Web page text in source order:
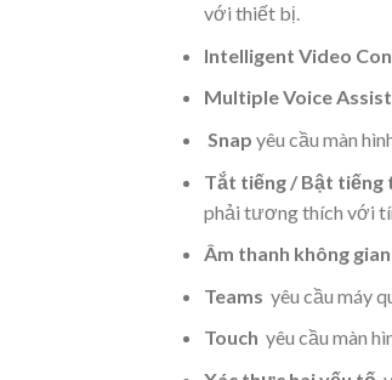
với thiết bị.
Intelligent Video
Multiple Voice
Snap yêu cầu màn
Tắt tiếng / Bật tiếng
phải tương thích với
Âm thanh không gian
Teams yêu cầu máy
Touch yêu cầu màn